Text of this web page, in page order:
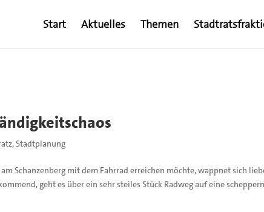
Start Aktuelles Themen
,Stadtplanung
Schanzenberg mit dem Fahrrad erreichen möchte, wappnet sich
geht es über ein sehr steiles Stück Radweg auf eine